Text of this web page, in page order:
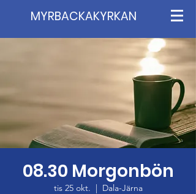
MYRBACKAKYRKAN
08.30 Morgonbön
tis 25 okt.
  |
Dala-Järna